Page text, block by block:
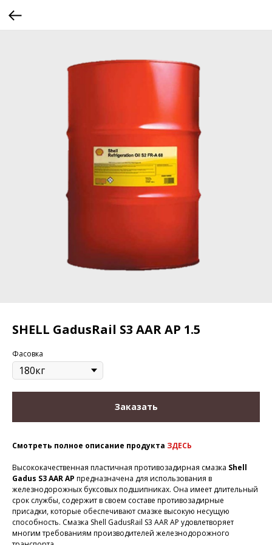
SHELL GadusRail S3 AAR AP 1.5
Фасовка
Заказать
Смотреть полное описание продукта ЗДЕСЬ
Высококачественная пластичная противозадирная смазка Shell
Gadus S3 AAR AP предназначена для использования в
железнодорожных буксовых подшипниках. Она имеет длительный
срок службы, содержит в своем составе противозадирные
присадки, которые обеспечивают смазке высокую несущую
способность. Смазка Shell GadusRail S3 AAR AP удовлетворяет
многим требованиям производителей железнодорожного